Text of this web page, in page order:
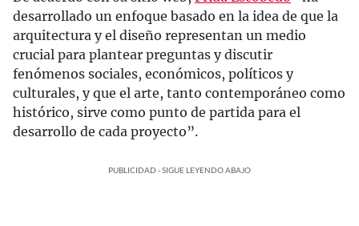
desarrollado un enfoque basado en la idea de que la
arquitectura y el diseño representan un medio
crucial para plantear preguntas y discutir
fenómenos sociales, económicos, políticos y
culturales, y que el arte, tanto contemporáneo como
histórico, sirve como punto de partida para el
desarrollo de cada proyecto”.
PUBLICIDAD - SIGUE LEYENDO ABAJO